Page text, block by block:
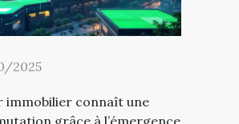
2025
immobilier connaît une
grâce à l’émergence